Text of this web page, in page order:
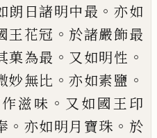
朗日諸明中最 。 亦如
王花冠 。 於諸嚴飾最
菓為最 。 又如明性 。
妙無比 。亦如素鹽 。
滋味 。 又如國王印
。 亦如明月寶珠 。 於